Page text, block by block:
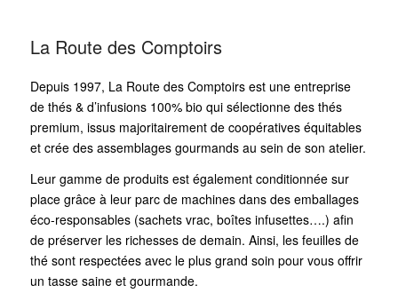
La Route des Comptoirs
Depuis 1997, La Route des Comptoirs est une entreprise
de thés & d’infusions 100% bio qui sélectionne des thés
premium, issus majoritairement de coopératives équitables
et crée des assemblages gourmands au sein de son atelier.
Leur gamme de produits est également conditionnée sur
place grâce à leur parc de machines dans des emballages
éco-responsables (sachets vrac, boîtes infusettes….) afin
de préserver les richesses de demain. Ainsi, les feuilles de
thé sont respectées avec le plus grand soin pour vous offrir
un tasse saine et gourmande.